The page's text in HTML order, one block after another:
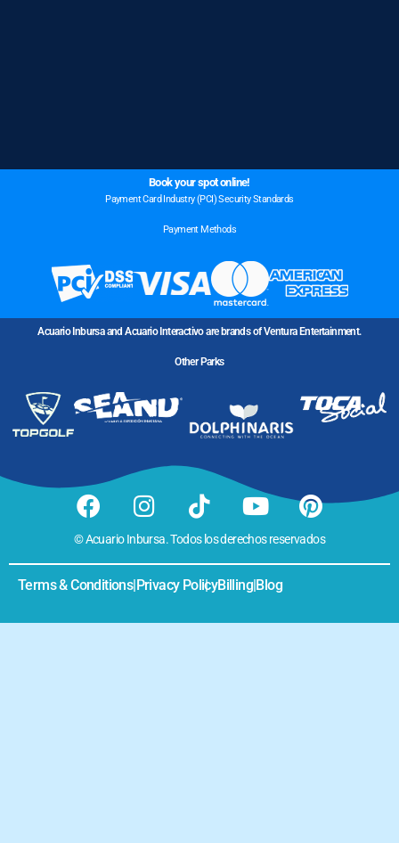
Book your spot online!
Payment Card Industry (PCI) Security Standards
Payment Methods
Acuario Inbursa and Acuario Interactivo are brands of Ventura Entertainment.
Other Parks
© Acuario Inbursa. Todos los derechos reservados
Terms & Conditions|Privacy Policy
| Billing|Blog